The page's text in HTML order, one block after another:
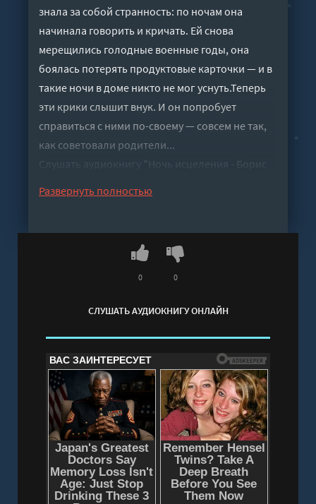
знала за собой странность: по ночам она
начинала говорить и кричать. Ей снова
мерещились голодные военные годы, она
боялась потерять продуктовые карточки — и в
такие ночи в доме никто не мог уснуть.Теперь
эти крики слышит внук. И он попробует
справиться с ними по-своему — совсем не так,
как советовали родители...
Слушать аудиокнигу "Ночь исцеления - Борис
полная версия
Развернуть полностью
СЛУШАТЬ АУДИОКНИГУ ОНЛАЙН
0 0